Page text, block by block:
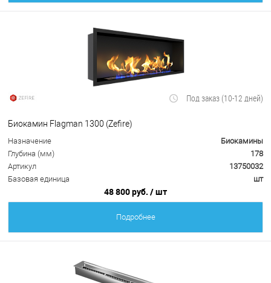
Под заказ (10-12 дней)
Биокамин Flagman 1300 (Zefire)
Назначение
Биокамины
Глубина (мм)
178
Артикул
13750032
Базовая единица
шт
48 800 руб. / шт
Подробнее